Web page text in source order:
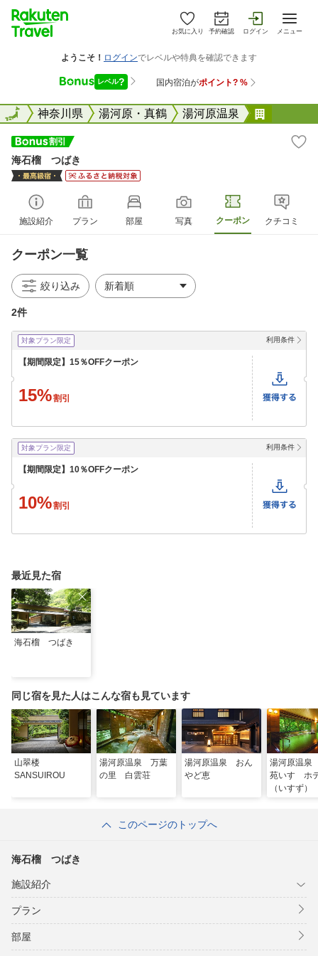
お気に入り 予約確認 ログイン メニュー
全国神奈川県 湯河原・真鶴 湯河原温泉
全国
海石榴 つばき
施設紹介 プラン 部屋 写真 クーポン クチコミ
クーポン一覧
絞り込み
2件
利用条件
対象プラン限定
【期間限定】15％OFFクーポン
15%割引
利用条件
対象プラン限定
【期間限定】10％OFFクーポン
10%割引
最近見た宿
海石榴 つばき
同じ宿を見た人はこんな宿も見ています
山翠楼
SANSUIROU
湯河原温泉 万葉
の里 白雲荘
湯河原温泉 おん
やど恵
湯河原温
苑いすゞホ
（いすず）
このページのトップへ
海石榴 つばき
施設紹介
プラン
部屋